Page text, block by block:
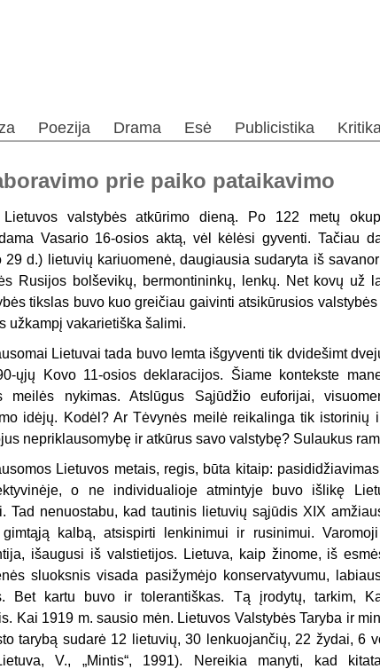
Poezija Drama Esė Publicistika
prie paiko pataikavimo
Lietuvos valstybės atkūrimo dieną. Po 122 metų
Vasario 16-osios aktą, vėl kėlėsi gyventi. Tačiau
29 d.) lietuvių kariuomenė, dau­giausia sudaryta iš
Rusijos bolševikų, bermontininkų, lenkų. Net kovų už
tikslas buvo kuo greičiau gaivinti atsikūrusios
užkampį vakarietiška šalimi.
Lietuvai tada buvo lemta išgyventi tik dvidešimt
ųjų Kovo 11-osios deklaracijos. Šiame kon­tekste
meilės nykimas. Atslūgus Sąjūdžio euforijai,
idėjų. Kodėl? Ar Tėvynės meilė reikalinga tik istorinių
nepriklausomybę ir atkūrus savo valstybę? Sulaukus
Lietuvos metais, regis, būta kitaip:
o ne individualioje atmintyje buvo išlikę
Tad nenuostabu, kad tauti­nis lietuvių sąjūdis XIX
gim­tąją kalbą, atsispirti lenkinimui ir rusinimui.
išaugusi iš valstietijos. Lietuva, kaip žinome, iš
sluoksnis visada pasižymėjo konservaty­vumu,
Bet kartu buvo ir tole­rantiškas. Tą įrodytų, tarkim,
Kai 1919 m. sausio mėn. Lietuvos Valstybės Taryba ir
tarybą sudarė 12 lietuvių, 30 lenkuojančių, 22 žydai, 6
V., „Mintis“, 1991). Nereikia ma­nyti, kad